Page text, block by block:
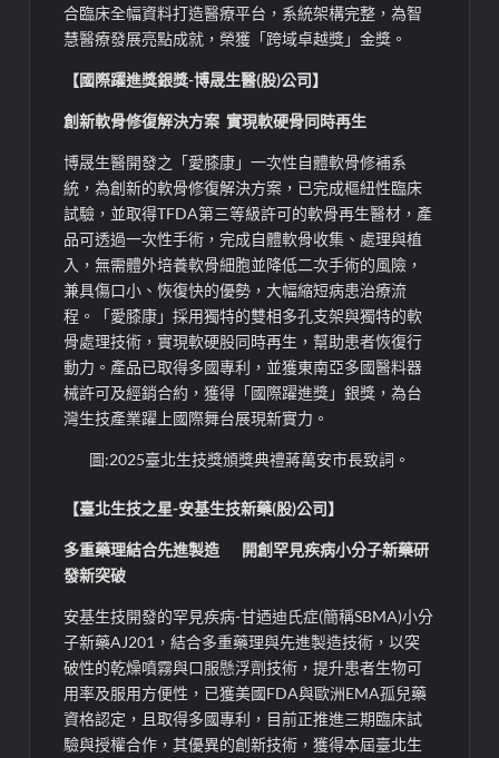
合臨床全幅資料打造醫療平台，系統架構完整，為智
慧醫療發展亮點成就，榮獲「跨域卓越獎」金獎。
【國際躍進獎銀獎-博晟生醫(股)公司】
創新軟骨修復解決方案 實現軟硬骨同時再生
博晟生醫開發之「愛膝康」一次性自體軟骨修補系
統，為創新的軟骨修復解決方案，已完成樞紐性臨床
試驗，並取得TFDA第三等級許可的軟骨再生醫材，產
品可透過一次性手術，完成自體軟骨收集、處理與植
入，無需體外培養軟骨細胞並降低二次手術的風險，
兼具傷口小、恢復快的優勢，大幅縮短病患治療流
程。「愛膝康」採用獨特的雙相多孔支架與獨特的軟
骨處理技術，實現軟硬股同時再生，幫助患者恢復行
動力。產品已取得多國專利，並獲東南亞多國醫料器
械許可及經銷合約，獲得「國際躍進獎」銀獎，為台
灣生技產業躍上國際舞台展現新實力。
圖:2025臺北生技獎頒獎典禮蔣萬安市長致詞。
【臺北生技之星-安基生技新藥(股)公司】
多重藥理結合先進製造 開創罕見疾病小分子新藥研
發新突破
安基生技開發的罕見疾病-甘迺迪氏症(簡稱SBMA)小分
子新藥AJ201，結合多重藥理與先進製造技術，以突
破性的乾燥噴霧與口服懸浮劑技術，提升患者生物可
用率及服用方便性，已獲美國FDA與歐洲EMA孤兒藥
資格認定，且取得多國專利，目前正推進三期臨床試
驗與授權合作，其優異的創新技術，獲得本屆臺北生